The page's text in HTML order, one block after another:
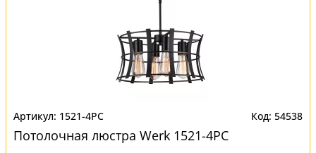
1521-4PC 54538
Потолочная люстра Werk 1521-4PC